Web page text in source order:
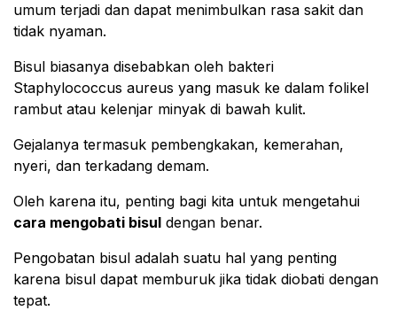
umum terjadi dan dapat menimbulkan rasa sakit dan
tidak nyaman.
Bisul biasanya disebabkan oleh bakteri
Staphylococcus aureus yang masuk ke dalam folikel
rambut atau kelenjar minyak di bawah kulit.
Gejalanya termasuk pembengkakan, kemerahan,
nyeri, dan terkadang demam.
Oleh karena itu, penting bagi kita untuk mengetahui
cara mengobati bisul dengan benar.
Pengobatan bisul adalah suatu hal yang penting
karena bisul dapat memburuk jika tidak diobati dengan
tepat.